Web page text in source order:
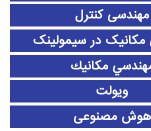
مهندسی کنترل
در سیمولینک
مكانيك
ویولت
هوش مصنوعی